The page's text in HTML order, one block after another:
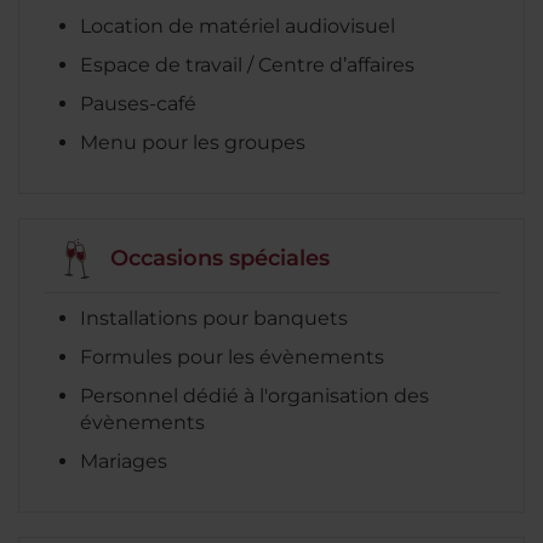
Location de matériel audiovisuel
Espace de travail / Centre d’affaires
Pauses-café
Menu pour les groupes
Occasions spéciales
Installations pour banquets
Formules pour les évènements
Personnel dédié à l'organisation des
évènements
Mariages